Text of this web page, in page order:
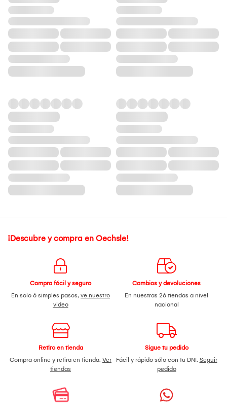
¡Descubre y compra en Oechsle!
Compra fácil y seguro
En solo 6 simples pasos, ve nuestro
video
Cambios y devoluciones
En nuestras 26 tiendas a nivel
nacional
Retiro en tienda
Compra online y retira en tienda. Ver
tiendas
Sigue tu pedido
Fácil y rápido sólo con tu DNI. Seguir
pedido